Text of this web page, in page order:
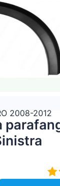
2008-2012